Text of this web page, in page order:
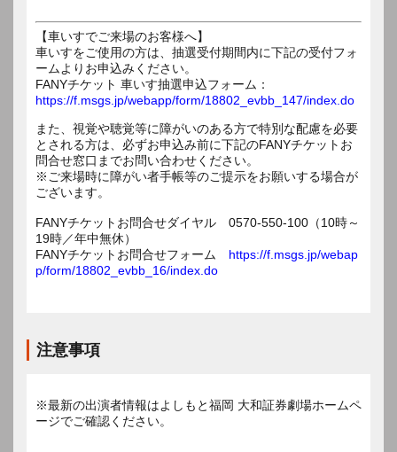
【車いすでご来場のお客様へ】
車いすをご使用の方は、抽選受付期間内に下記の受付フォ
ームよりお申込みください。
FANYチケット 車いす抽選申込フォーム：
https://f.msgs.jp/webapp/form/18802_evbb_147/index.do
また、視覚や聴覚等に障がいのある方で特別な配慮を必要
とされる方は、必ずお申込み前に下記のFANYチケットお
問合せ窓口までお問い合わせください。
※ご来場時に障がい者手帳等のご提示をお願いする場合が
ございます。
FANYチケットお問合せダイヤル 0570-550-100（10時～
19時／年中無休）
FANYチケットお問合せフォーム https://f.msgs.jp/webap
p/form/18802_evbb_16/index.do
注意事項
※最新の出演者情報はよしもと福岡 大和証券劇場ホームペ
ージでご確認ください。